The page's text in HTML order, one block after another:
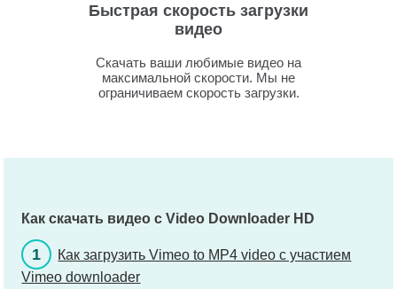
Быстрая скорость загрузки
видео
Скачать ваши любимые видео на
максимальной скорости. Мы не
ограничиваем скорость загрузки.
Как скачать видео с Video Downloader HD
1
Как загрузить Vimeo to MP4 video с участием
Vimeo downloader